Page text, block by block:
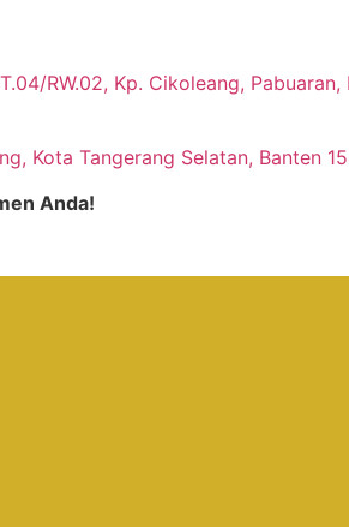
RW.02, Kp. Cikoleang,
Kota Tangerang Selatan, Banten
Anda!